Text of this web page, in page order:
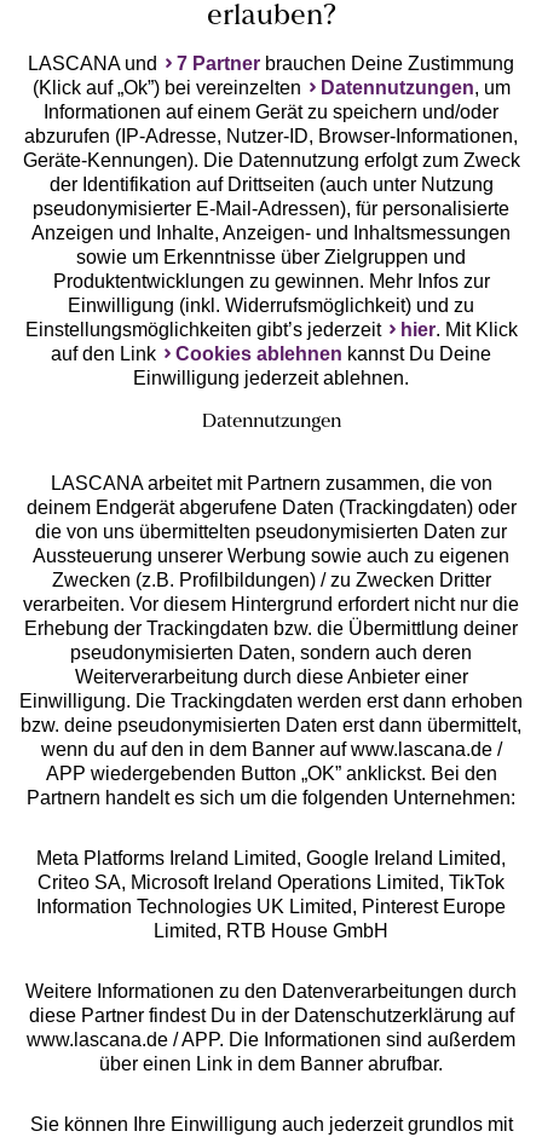
Geprüfte Sicherheit
Unsere Apps
Services
Beratung
Über uns
Rechtliches
Alle Preise inkl. MwSt., zzgl.
Versandkosten
** Bonität vorausgesetzt, berechtigt zur Bonitätsprüfung
erlauben?
LASCANA und 7 Partner brauchen Deine Zustimmung
(Klick auf „Ok”) bei vereinzelten
Datennutzungen, um
Informationen auf einem Gerät zu speichern und/oder
abzurufen (IP-Adresse, Nutzer-ID, Browser-Informationen,
Geräte-Kennungen). Die Datennutzung erfolgt zum Zweck
der Identifikation auf Drittseiten (auch unter Nutzung
pseudonymisierter E-Mail-Adressen), für personalisierte
Anzeigen und Inhalte, Anzeigen- und Inhaltsmessungen
sowie um Erkenntnisse über Zielgruppen und
Produktentwicklungen zu gewinnen. Mehr Infos zur
Einwilligung (inkl. Widerrufsmöglichkeit) und zu
Einstellungsmöglichkeiten gibt’s jederzeit
hier. Mit Klick
auf den Link
Cookies ablehnen kannst Du Deine
Einwilligung jederzeit ablehnen.
Datennutzungen
LASCANA arbeitet mit Partnern zusammen, die von
deinem Endgerät abgerufene Daten (Trackingdaten) oder
die von uns übermittelten pseudonymisierten Daten zur
Aussteuerung unserer Werbung sowie auch zu eigenen
Zwecken (z.B. Profilbildungen) / zu Zwecken Dritter
verarbeiten. Vor diesem Hintergrund erfordert nicht nur die
Erhebung der Trackingdaten bzw. die Übermittlung deiner
pseudonymisierten Daten, sondern auch deren
Weiterverarbeitung durch diese Anbieter einer
Einwilligung. Die Trackingdaten werden erst dann erhoben
bzw. deine pseudonymisierten Daten erst dann übermittelt,
wenn du auf den in dem Banner auf www.lascana.de /
APP wiedergebenden Button „OK” anklickst. Bei den
Partnern handelt es sich um die folgenden Unternehmen:
Meta Platforms Ireland Limited, Google Ireland Limited,
Criteo SA, Microsoft Ireland Operations Limited, TikTok
Information Technologies UK Limited, Pinterest Europe
Limited, RTB House GmbH
Weitere Informationen zu den Datenverarbeitungen durch
diese Partner findest Du in der Datenschutzerklärung auf
www.lascana.de / APP. Die Informationen sind außerdem
über einen Link in dem Banner abrufbar.
Sie können Ihre Einwilligung auch jederzeit grundlos mit